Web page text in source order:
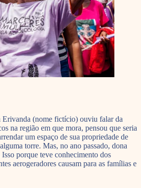
Erivanda (nome fictício) ouviu falar da
na região em que mora, pensou que seria
um espaço de sua propriedade de
torre. Mas, no ano passado, dona
porque teve conhecimento dos
aerogeradores causam para as famílias e